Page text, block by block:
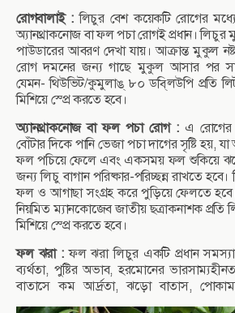
রোগবালাই :লিচুর বেশ কয়েকটি রোগের
অ্যানথ্রাকনোজ বা ফল পচা রোগই প্রধান। লিচুর
পাউডারের আবরণ দেখা যায়। আক্রান্ত মুকুল
রোগ দমনের জন্য গাছে মুকুল আসার পর
যেমন- থিউভিট/কুমুলাঙ্ ৮০ ডবি্লউপি প্রতি
মিশিয়ে স্প্রে করতে হবে।
অ্যানথ্রাকনোজ বা ফল পচা রোগ :এ রোগের
বোঁটার দিকে পানি ভেজা পচা দাগের সৃষ্টি হয়,
ফল পচিয়ে ফেলে এবং একসময় ফল শুকিয়ে
জন্য লিচু বাগান পরিষ্কার-পরিচ্ছন্ন রাখতে হবে।
ফল ও আগাছা সংগ্রহ করে পুড়িয়ে ফেলতে
নিয়মিত ম্যানকোজেব জাতীয় ছত্রাকনাশক প্রতি
মিশিয়ে স্প্রে করতে হবে।
ফল ঝরা :ফল ঝরা লিচুর একটি প্রধান
ব্যর্থতা, পুষ্টির অভাব, হরমোনের
বাতাসে কম আর্দ্রতা, ঝড়ো বাতাস,